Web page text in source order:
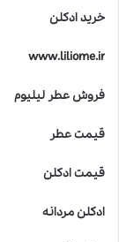
خرید ادکلن
www.liliome.ir
فروش عطر لیلیوم
قیمت عطر
قیمت ادکلن
ادکلن مردانه